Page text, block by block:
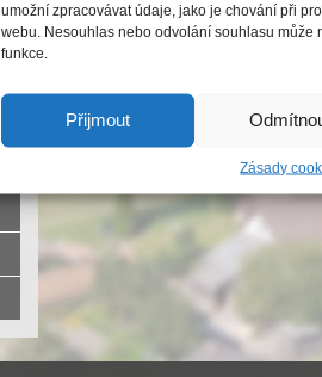
umožní zpracovávat údaje, jako je chování při
webu. Nesouhlas nebo odvolání souhlasu může
funkce.
Přijmout
Zásady
05.06.2026